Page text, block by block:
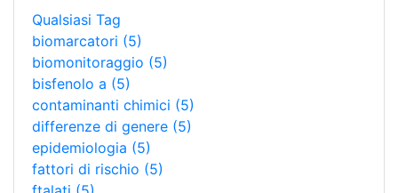
Qualsiasi Tag
biomarcatori (5)
biomonitoraggio (5)
bisfenolo a (5)
contaminanti chimici (5)
differenze di genere (5)
epidemiologia (5)
fattori di rischio (5)